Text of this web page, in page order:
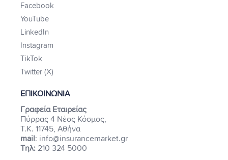
Facebook
YouTube
LinkedIn
Instagram
TikTok
Twitter (X)
ΕΠΙΚΟΙΝΩΝΙΑ
Γραφεία Εταιρείας
Πύρρας 4 Νέος Κόσμος,
Τ.Κ. 11745, Αθήνα
mail : info@insurancemarket.gr
Τηλ: 210 324 5000